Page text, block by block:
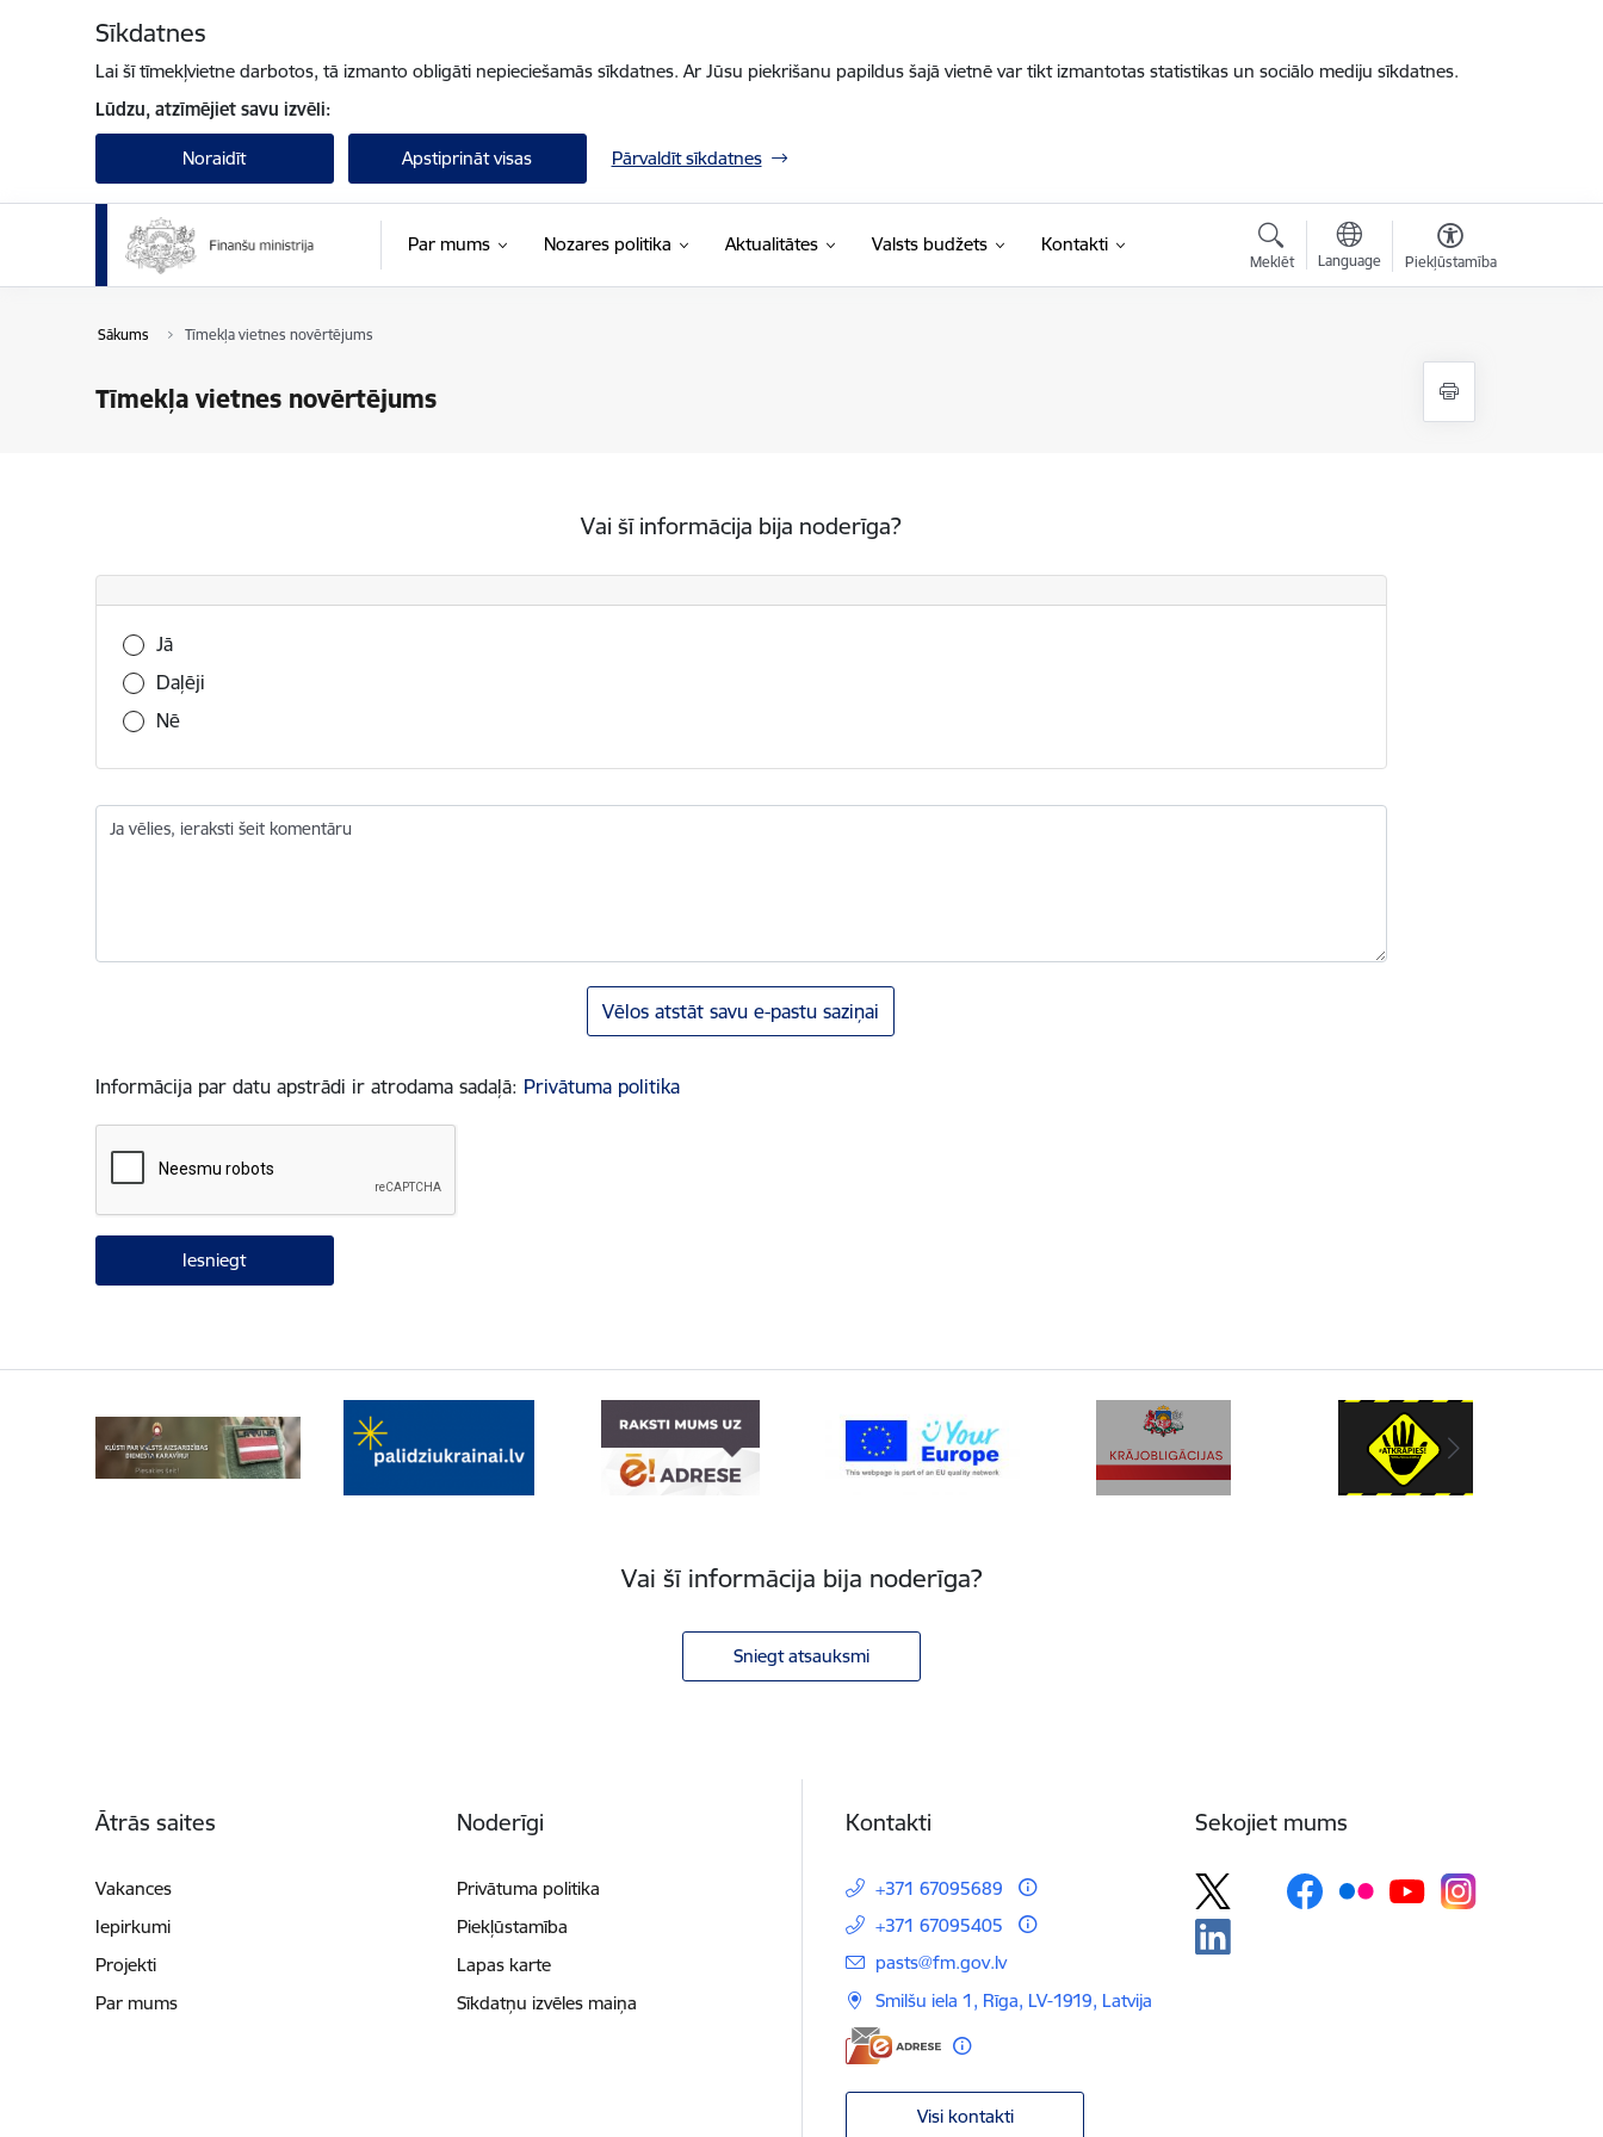
Sīkdatnes
Lai šī tīmekļvietne darbotos, tā izmanto obligāti nepieciešamās sīkdatnes. Ar Jūsu piekrišanu papildus šajā vietnē var tikt izmantotas statistikas un sociālo mediju sīkdatnes.
Lūdzu, atzīmējiet savu izvēli:
Noraidīt Apstiprināt visas Pārvaldīt sīkdatnes
Par mums Nozares politika Aktualitātes Valsts budžets Kontakti
Meklēt Language Piekļūstamība
Sākums Tīmekļa vietnes novērtējums
Tīmekļa vietnes novērtējums
Vai šī informācija bija noderīga?
Vai šī informācija bija noderīga?
Jā
Daļēji
Nē
Ja vēlies, ieraksti šeit komentāru
Vēlos atstāt savu e-pastu saziņai
Informācija par datu apstrādi ir atrodama sadaļā: Privātuma politika
Vai šī informācija bija noderīga?
Sniegt atsauksmi
Ātrās saites
Vakances
Iepirkumi
Projekti
Par mums
Noderīgi
Privātuma politika
Piekļūstamība
Lapas karte
Sīkdatņu izvēles maiņa
Kontakti
+371 67095689
+371 67095405
E-pasts:
pasts@fm.gov.lv
Smilšu iela 1, Rīga, LV-1919, Latvija
Visi kontakti
Sekojiet mums